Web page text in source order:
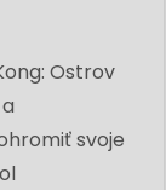
Ostrov
svoje